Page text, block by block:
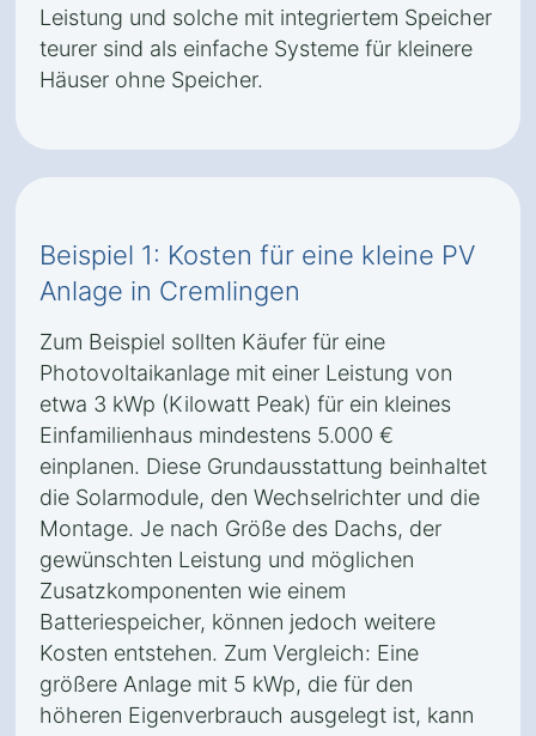
Leistung und solche mit integriertem Speicher
teurer sind als einfache Systeme für kleinere
Häuser ohne Speicher.
Beispiel 1: Kosten für eine kleine PV
Anlage in Cremlingen
Zum Beispiel sollten Käufer für eine
Photovoltaikanlage mit einer Leistung von
etwa 3 kWp (Kilowatt Peak) für ein kleines
Einfamilienhaus mindestens 5.000 €
einplanen. Diese Grundausstattung beinhaltet
die Solarmodule, den Wechselrichter und die
Montage. Je nach Größe des Dachs, der
gewünschten Leistung und möglichen
Zusatzkomponenten wie einem
Batteriespeicher, können jedoch weitere
Kosten entstehen. Zum Vergleich: Eine
größere Anlage mit 5 kWp, die für den
höheren Eigenverbrauch ausgelegt ist, kann